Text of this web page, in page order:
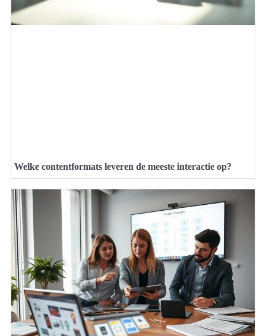
Welke contentformats leveren de meeste interactie op?